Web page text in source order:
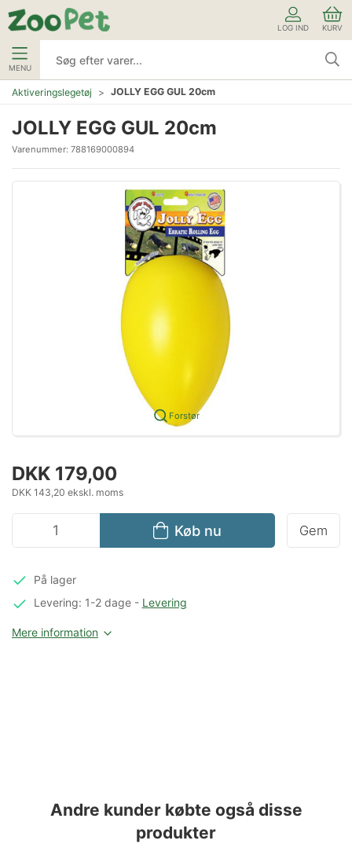
LOG IND KURV
MENU
Aktiveringslegetøj JOLLY EGG GUL 20cm
JOLLY EGG GUL 20cm
Varenummer: 788169000894
Forstør
DKK 179,00
DKK 143,20 ekskl. moms
Køb nu Gem
På lager
Levering: 1-2 dage- Levering
Mere information
Andre kunder købte også disse
produkter